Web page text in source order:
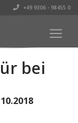
+49 9306 - 98455 0
bei